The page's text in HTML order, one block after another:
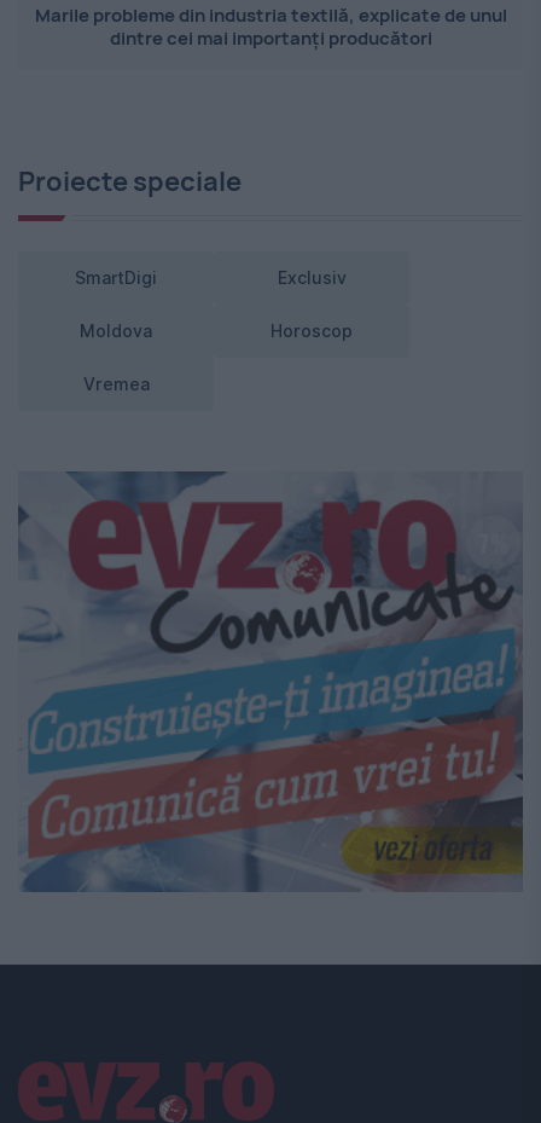
Marile probleme din industria textilă, explicate de unul
dintre cei mai importanți producători
Proiecte speciale
SmartDigi Exclusiv
Moldova Horoscop
Vremea
Linkuri utile